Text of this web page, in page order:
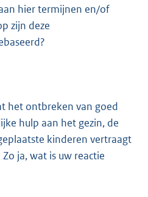
hier termijnen en/of
zijn deze
het ontbreken van goed
hulp aan het gezin, de
kinderen vertraagt
ja, wat is uw reactie